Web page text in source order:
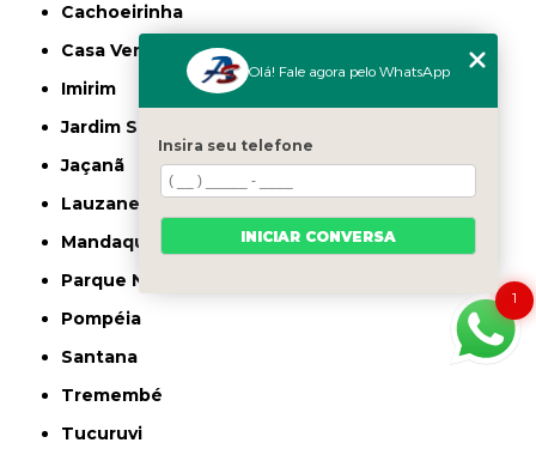
Cachoeirinha
Casa Verde
Imirim
Jardim São Paulo
Jaçanã
Lauzane Paulista
Mandaqui
Parque Novo Mundo
Pompéia
Santana
Tremembé
Tucuruvi
1
Olá! Fale agora pelo WhatsApp
Insira seu telefone
INICIAR CONVERSA